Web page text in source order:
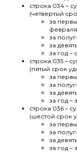
строка 034 –
(четвертый
за
за
за
за год
строка 035 –
(пятый срок
за
за
за
за год –
строка 036 –
(шестой срок
за
за
за
за год –